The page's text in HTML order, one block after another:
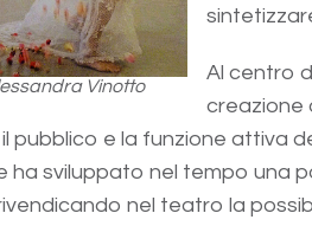
Vinotto
Al centro
creazione
pubblico e la funzione attiva
ha sviluppato nel tempo una
nel teatro la